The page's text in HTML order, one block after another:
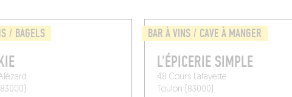
/ BAGELS BAR À VINS / CAVE À MANGER
L'ÉPICERIE SIMPLE
48 Cours Lafayette
Toulon (83000)